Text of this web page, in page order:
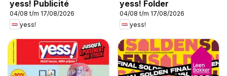
yess! Publicité
04/08 t/m 17/08/2026
yess!
yess! Folder
04/08 t/m 17/08/2026
yess!